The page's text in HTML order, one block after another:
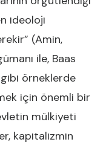
ideoloji
(Amin,
ile, Baas
örneklerde
için önemli bir
mülkiyeti
kapitalizmin